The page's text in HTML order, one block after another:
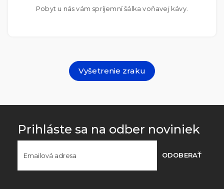
Pobyt u nás vám spríjemní šálka voňavej kávy.
Vyšetrenie zraku
Prihláste sa na odber noviniek
ODOBERAŤ